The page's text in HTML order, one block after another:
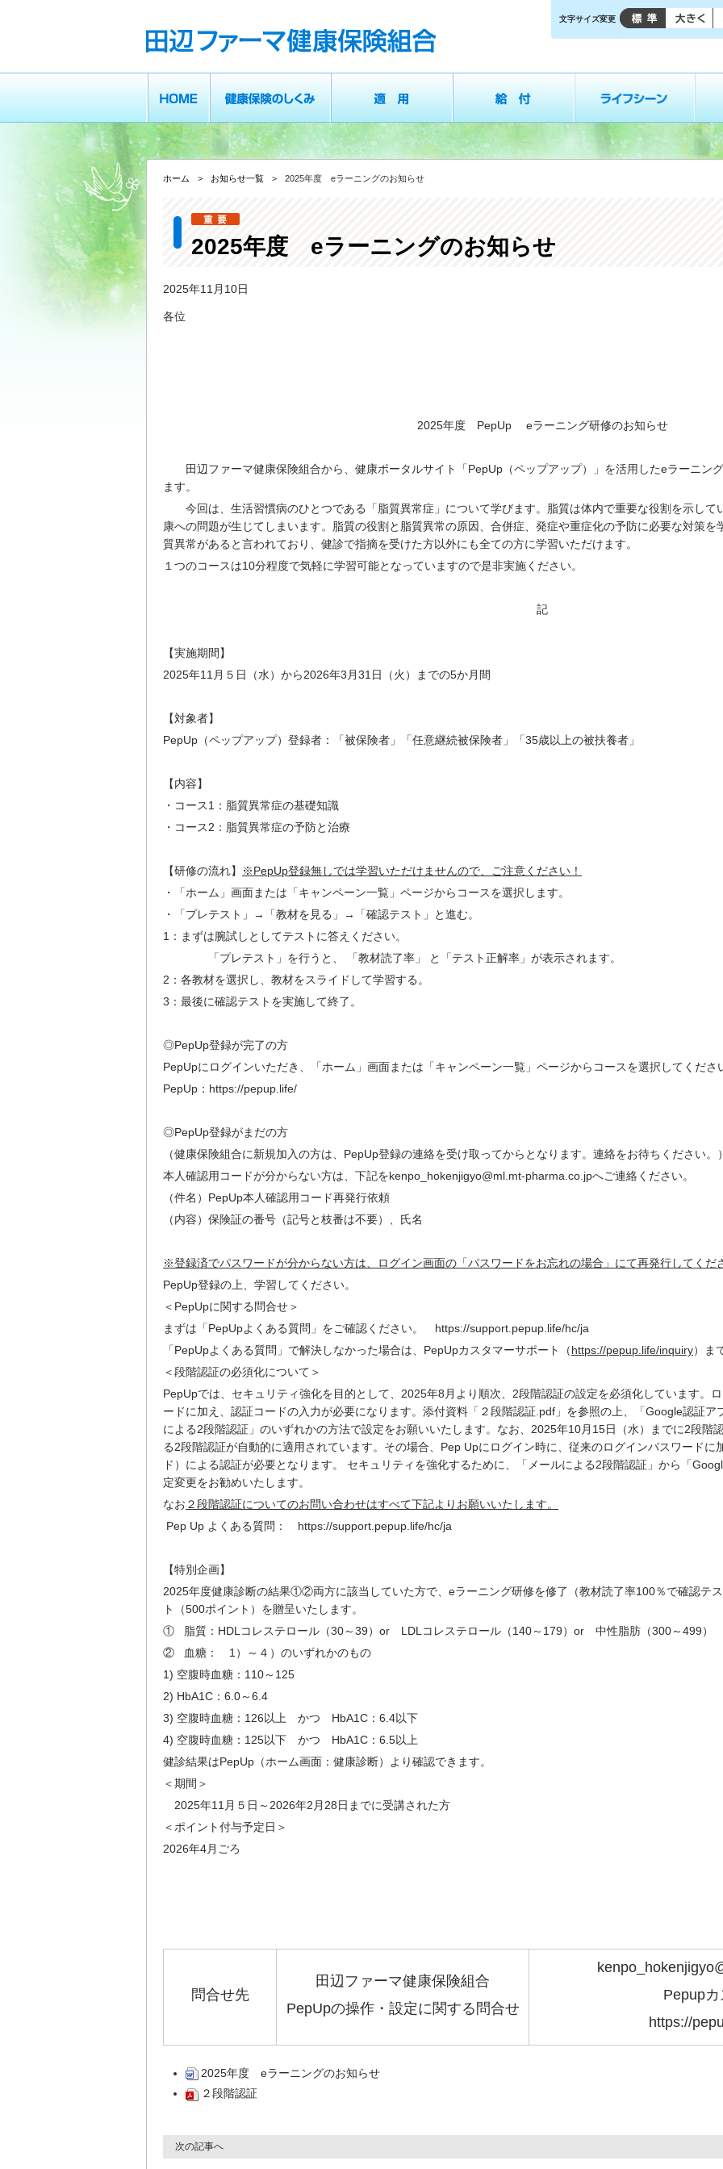
文字サイズ変更
ホーム 健康保険のしくみ 適用 給付 ライフシーン 保健事
ホーム > お知らせ一覧 > 2025年度 eラーニングのお知らせ
2025年度 eラーニングのお知らせ
2025年11月10日
各位
2025年度 PepUp eラーニング研修のお知らせ
田辺ファーマ健康保険組合から、健康ポータルサイト「PepUp（ペップアップ）」を活用したeラーニン
ます。
今回は、生活習慣病のひとつである「脂質異常症」について学びます。脂質は体内で重要な役割を示して
康への問題が生じてしまいます。脂質の役割と脂質異常の原因、合併症、発症や重症化の予防に必要な対策
質異常があると言われており、健診で指摘を受けた方以外にも全ての方に学習いただけます。
１つのコースは10分程度で気軽に学習可能となっていますので是非実施ください。
記
【実施期間】
2025年11月５日（水）から2026年3月31日（火）までの5か月間
【対象者】
PepUp（ペップアップ）登録者：「被保険者」「任意継続被保険者」「35歳以上の被扶養者」
【内容】
・コース1：脂質異常症の基礎知識
・コース2：脂質異常症の予防と治療
【研修の流れ】
※PepUp登録無しでは学習いただけませんので、ご注意ください！
・「ホーム」画面または「キャンペーン一覧」ページからコースを選択します。
・「プレテスト」→「教材を見る」→「確認テスト」と進む。
1：まずは腕試しとしてテストに答えください。
「プレテスト」を行うと、 「教材読了率」 と「テスト正解率」が表示されます。
2：各教材を選択し、教材をスライドして学習する。
3：最後に確認テストを実施して終了。
◎PepUp登録が完了の方
PepUpにログインいただき、「ホーム」画面または「キャンペーン一覧」ページからコースを選択してくださ
PepUp： https://pepup.life/
◎PepUp登録がまだの方
（健康保険組合に新規加入の方は、PepUp登録の連絡を受け取ってからとなります。連絡をお待ちください。
本人確認用コードが分からない方は、下記をkenpo_hokenjigyo@ml.mt-pharma.co.jpへご連絡ください。
（件名）PepUp本人確認用コード再発行依頼
（内容）保険証の番号（記号と枝番は不要）、氏名
※登録済でパスワードが分からない方は、ログイン画面の「パスワードをお忘れの場合」にて再発行してくだ
PepUp登録の上、学習してください。
＜PepUpに関する問合せ＞
まずは「PepUpよくある質問」をご確認ください。 https://support.pepup.life/hc/ja
「PepUpよくある質問」で解決しなかった場合は、PepUpカスタマーサポート（https://pepup.life/inquiry）ま
＜段階認証の必須化について＞
PepUpでは、セキュリティ強化を目的として、2025年8月より順次、2段階認証の設定を必須化しています。
ードに加え、認証コードの入力が必要になります。添付資料「２段階認証.pdf」を参照の上、「Google認証
による2段階認証」のいずれかの方法で設定をお願いいたします。なお、2025年10月15日（水）までに2段階
る2段階認証が自動的に適用されています。その場合、Pep Upにログイン時に、従来のログインパスワードに
ド）による認証が必要となります。 セキュリティを強化するために、「メールによる2段階認証」から「
定変更をお勧めいたします。
なお ２段階認証についてのお問い合わせはすべて下記よりお願いいたします。
Pep Up よくある質問： https://support.pepup.life/hc/ja
【特別企画】
2025年度健康診断の結果①②両方に該当していた方で、eラーニング研修を修了（教材読了率100％で確認テ
ト
（500ポイント） を贈呈いたします。
① 脂質：HDLコレステロール（30～39）or LDLコレステロール（140～179）or 中性脂肪（300～499）
② 血糖： 1）～４）のいずれかのもの
1) 空腹時血糖：110～125
2) HbA1C：6.0～6.4
3) 空腹時血糖：126以上 かつ HbA1C：6.4以下
4) 空腹時血糖：125以下 かつ HbA1C：6.5以上
健診結果はPepUp（ホーム画面：健康診断）より確認できます。
＜期間＞
2025年11月５日～2026年2月28日までに受講された方
＜ポイント付与予定日＞
2026年4月ごろ
問合せ先
田辺ファーマ健康保険組合
PepUpの操作・設定に関する問合せ
Pepupカス
https://
2025年度 eラーニングのお知らせ
２段階認証
次の記事へ